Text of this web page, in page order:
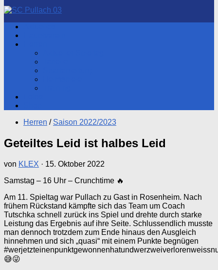
Herren / Saison 2022/2023
Geteiltes Leid ist halbes Leid
von KLEX · 15. Oktober 2022
Samstag – 16 Uhr – Crunchtime 🔥
Am 11. Spieltag war Pullach zu Gast in Rosenheim. Nach
frühem Rückstand kämpfte sich das Team um Coach
Tutschka schnell zurück ins Spiel und drehte durch starke
Leistung das Ergebnis auf ihre Seite. Schlussendlich musste
man dennoch trotzdem zum Ende hinaus den Ausgleich
hinnehmen und sich „quasi“ mit einem Punkte begnügen
😅😜